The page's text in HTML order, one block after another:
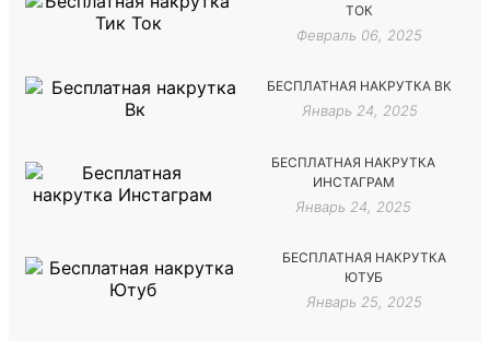
ТОК
Февраль 06, 2025
БЕСПЛАТНАЯ НАКРУТКА ВК
Январь 24, 2025
БЕСПЛАТНАЯ НАКРУТКА
ИНСТАГРАМ
Январь 24, 2025
БЕСПЛАТНАЯ НАКРУТКА
ЮТУБ
Январь 25, 2025